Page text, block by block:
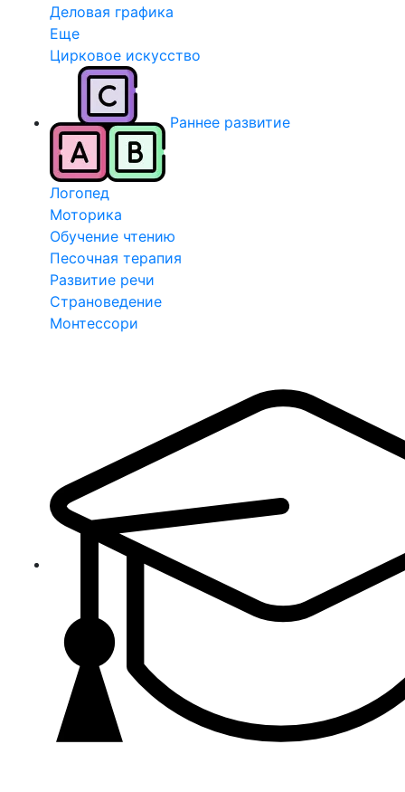
Деловая графика
Еще
Цирковое искусство
Раннее развитие
Логопед
Моторика
Обучение чтению
Песочная терапия
Развитие речи
Страноведение
Монтессори